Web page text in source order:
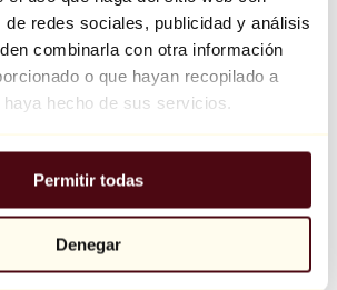
de redes sociales, publicidad y análisis
combinarla con otra información
o que hayan recopilado a
hecho de sus servicios.
Permitir todas
Denegar
los escultores
los fotógrafos